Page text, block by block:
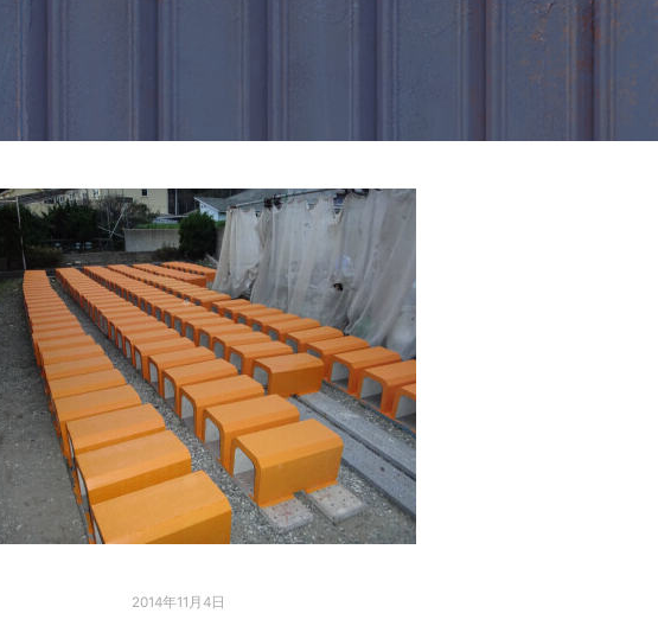
2014年11月4日